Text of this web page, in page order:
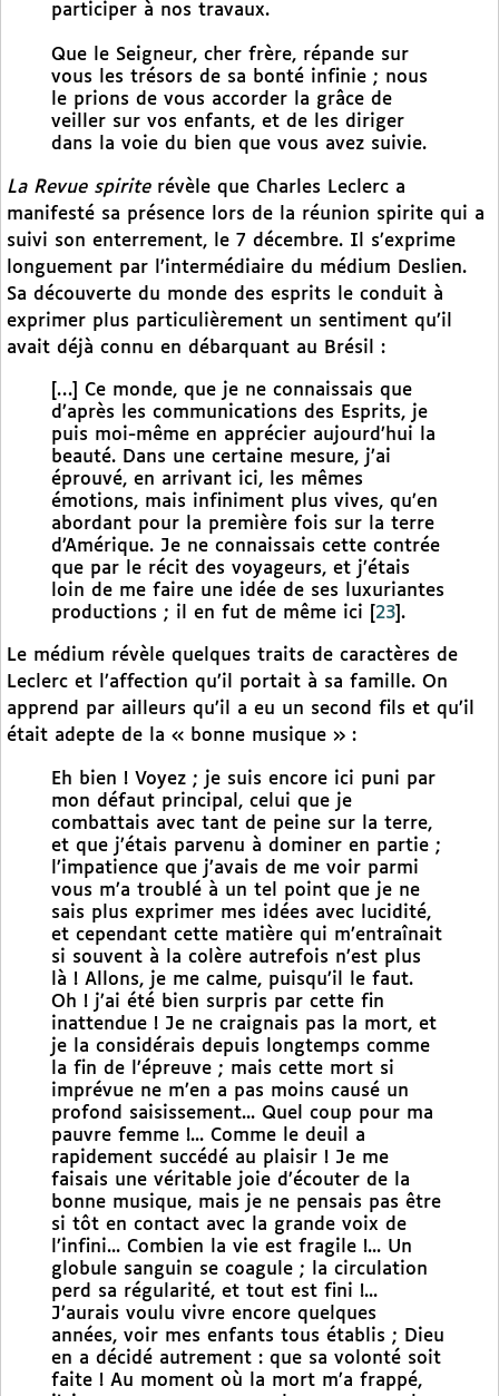
participer à nos travaux.
Que le Seigneur, cher frère, répande sur
vous les trésors de sa bonté infinie ; nous
le prions de vous accorder la grâce de
veiller sur vos enfants, et de les diriger
dans la voie du bien que vous avez suivie.
La Revue spiriterévèle que Charles Leclerc a
manifesté sa présence lors de la réunion spirite qui a
suivi son enterrement, le 7 décembre. Il s’exprime
longuement par l’intermédiaire du médium Deslien.
Sa découverte du monde des esprits le conduit à
exprimer plus particulièrement un sentiment qu’il
avait déjà connu en débarquant au Brésil :
[…] Ce monde, que je ne connaissais que
d’après les communications des Esprits, je
puis moi-même en apprécier aujourd’hui la
beauté. Dans une certaine mesure, j’ai
éprouvé, en arrivant ici, les mêmes
émotions, mais infiniment plus vives, qu’en
abordant pour la première fois sur la terre
d’Amérique. Je ne connaissais cette contrée
que par le récit des voyageurs, et j’étais
loin de me faire une idée de ses luxuriantes
productions ; il en fut de même ici
23 .
Le médium révèle quelques traits de caractères de
Leclerc et l’affection qu’il portait à sa famille. On
apprend par ailleurs qu’il a eu un second fils et qu’il
était adepte de la « bonne musique » :
Eh bien ! Voyez ; je suis encore ici puni par
mon défaut principal, celui que je
combattais avec tant de peine sur la terre,
et que j’étais parvenu à dominer en partie ;
l’impatience que j’avais de me voir parmi
vous m’a troublé à un tel point que je ne
sais plus exprimer mes idées avec lucidité,
et cependant cette matière qui m’entraînait
si souvent à la colère autrefois n’est plus
là ! Allons, je me calme, puisqu’il le faut.
Oh ! j’ai été bien surpris par cette fin
inattendue ! Je ne craignais pas la mort, et
je la considérais depuis longtemps comme
la fin de l’épreuve ; mais cette mort si
imprévue ne m’en a pas moins causé un
profond saisissement... Quel coup pour ma
pauvre femme !... Comme le deuil a
rapidement succédé au plaisir ! Je me
faisais une véritable joie d’écouter de la
bonne musique, mais je ne pensais pas être
si tôt en contact avec la grande voix de
l’infini... Combien la vie est fragile !... Un
globule sanguin se coagule ; la circulation
perd sa régularité, et tout est fini !...
J’aurais voulu vivre encore quelques
années, voir mes enfants tous établis ; Dieu
en a décidé autrement : que sa volonté soit
faite ! Au moment où la mort m’a frappé,